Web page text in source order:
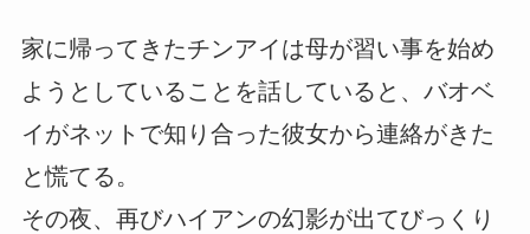
家に帰ってきたチンアイは母が習い事を始め
ようとしていることを話していると、バオベ
イがネットで知り合った彼女から連絡がきた
と慌てる。
その夜、再びハイアンの幻影が出てびっくり